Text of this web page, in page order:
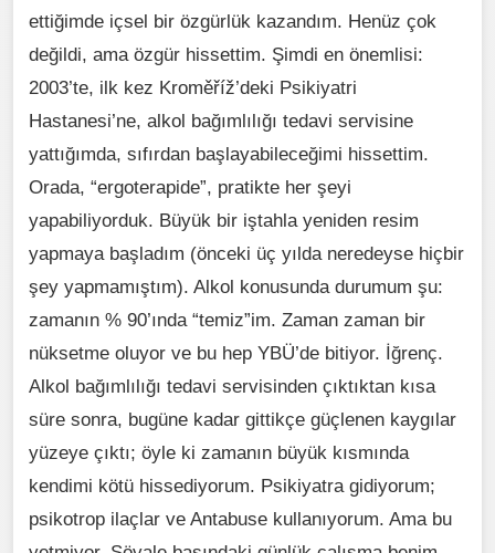
ettiğimde içsel bir özgürlük kazandım. Henüz çok
değildi, ama özgür hissettim. Şimdi en önemlisi:
2003’te, ilk kez Kroměříž’deki Psikiyatri
Hastanesi’ne, alkol bağımlılığı tedavi servisine
yattığımda, sıfırdan başlayabileceğimi hissettim.
Orada, “ergoterapide”, pratikte her şeyi
yapabiliyorduk. Büyük bir iştahla yeniden resim
yapmaya başladım (önceki üç yılda neredeyse hiçbir
şey yapmamıştım). Alkol konusunda durumum şu:
zamanın % 90’ında “temiz”im. Zaman zaman bir
nüksetme oluyor ve bu hep YBÜ’de bitiyor. İğrenç.
Alkol bağımlılığı tedavi servisinden çıktıktan kısa
süre sonra, bugüne kadar gittikçe güçlenen kaygılar
yüzeye çıktı; öyle ki zamanın büyük kısmında
kendimi kötü hissediyorum. Psikiyatra gidiyorum;
psikotrop ilaçlar ve Antabuse kullanıyorum. Ama bu